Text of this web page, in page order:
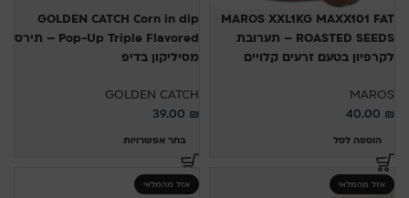
MAROS XXL1KG MAXX101 FAT
ROASTED SEEDS – תערובת
לקרפיון בטעם זרעים קלויים
MAROS
40.00 ₪
הוספה לסל
GOLDEN CATCH Corn in dip
Pop-Up Triple Flavored – תירס
מסיליקון בדיפ
GOLDEN CATCH
39.00 ₪
בחר אפשרויות
אזל מהמלאי אזל מהמלאי